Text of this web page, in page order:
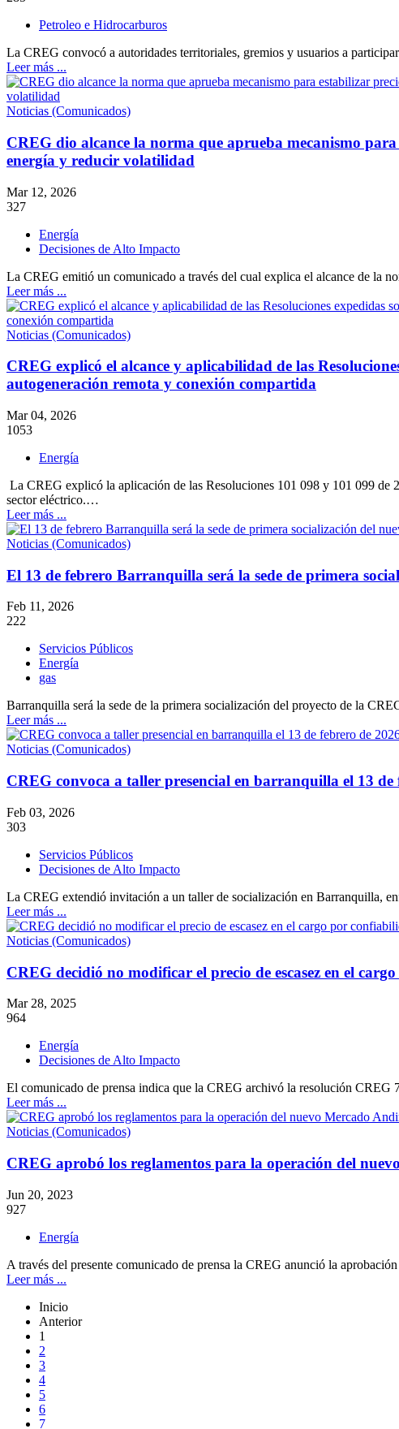
Petroleo e Hidrocarburos
La CREG convocó a autoridades territoriales, gremios y usuarios a
Leer más ...
Noticias (Comunicados)
CREG dio alcance la norma que aprueba mecanismo
energía y reducir volatilidad
Mar 12, 2026
327
Energía
Decisiones de Alto Impacto
La CREG emitió un comunicado a través del cual explica el alcance de la
Leer más ...
Noticias (Comunicados)
CREG explicó el alcance y aplicabilidad de las
autogeneración remota y conexión compartida
Mar 04, 2026
1053
Energía
La CREG explicó la aplicación de las Resoluciones 101 098 y 101 099 de
sector eléctrico.…
Leer más ...
Noticias (Comunicados)
El 13 de febrero Barranquilla será la sede de primera
Feb 11, 2026
222
Servicios Públicos
Energía
gas
Barranquilla será la sede de la primera socialización del proyecto de la
Leer más ...
Noticias (Comunicados)
CREG convoca a taller presencial en barranquilla el 13
Feb 03, 2026
303
Servicios Públicos
Decisiones de Alto Impacto
La CREG extendió invitación a un taller de socialización en Barranquilla,
Leer más ...
Noticias (Comunicados)
CREG decidió no modificar el precio de escasez en el
Mar 28, 2025
964
Energía
Decisiones de Alto Impacto
El comunicado de prensa indica que la CREG archivó la resolución
Leer más ...
Noticias (Comunicados)
CREG aprobó los reglamentos para la operación del
Jun 20, 2023
927
Energía
A través del presente comunicado de prensa la CREG anunció la
Leer más ...
Inicio
Anterior
1
2
3
4
5
6
7